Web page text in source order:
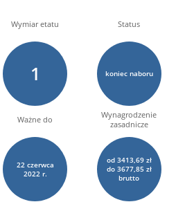
Wymiar etatu
1
Status
koniec naboru
Ważne do
22 czerwca
2022 r.
Wynagrodzenie
zasadnicze
od 3413,69 zł
do 3677,85 zł
brutto